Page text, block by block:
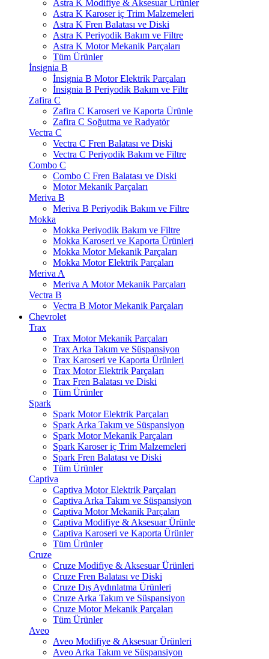
Astra K Modifiye & Aksesuar Ürünler
Astra K Karoser iç Trim Malzemeleri
Astra K Fren Balatası ve Diski
Astra K Periyodik Bakım ve Filtre
Astra K Motor Mekanik Parçaları
Tüm Ürünler
İnsignia B
İnsignia B Motor Elektrik Parçaları
İnsignia B Periyodik Bakım ve Filtr
Zafira C
Zafira C Karoseri ve Kaporta Ürünle
Zafira C Soğutma ve Radyatör
Vectra C
Vectra C Fren Balatası ve Diski
Vectra C Periyodik Bakım ve Filtre
Combo C
Combo C Fren Balatası ve Diski
Motor Mekanik Parçaları
Meriva B
Meriva B Periyodik Bakım ve Filtre
Mokka
Mokka Periyodik Bakım ve Filtre
Mokka Karoseri ve Kaporta Ürünleri
Mokka Motor Mekanik Parçaları
Mokka Motor Elektrik Parçaları
Meriva A
Meriva A Motor Mekanik Parçaları
Vectra B
Vectra B Motor Mekanik Parçaları
Chevrolet
Trax
Trax Motor Mekanik Parçaları
Trax Arka Takım ve Süspansiyon
Trax Karoseri ve Kaporta Ürünleri
Trax Motor Elektrik Parçaları
Trax Fren Balatası ve Diski
Tüm Ürünler
Spark
Spark Motor Elektrik Parçaları
Spark Arka Takım ve Süspansiyon
Spark Motor Mekanik Parçaları
Spark Karoser iç Trim Malzemeleri
Spark Fren Balatası ve Diski
Tüm Ürünler
Captiva
Captiva Motor Elektrik Parçaları
Captiva Arka Takım ve Süspansiyon
Captiva Motor Mekanik Parçaları
Captiva Modifiye & Aksesuar Ürünle
Captiva Karoseri ve Kaporta Ürünler
Tüm Ürünler
Cruze
Cruze Modifiye & Aksesuar Ürünleri
Cruze Fren Balatası ve Diski
Cruze Dış Aydınlatma Ürünleri
Cruze Arka Takım ve Süspansiyon
Cruze Motor Mekanik Parçaları
Tüm Ürünler
Aveo
Aveo Modifiye & Aksesuar Ürünleri
Aveo Arka Takım ve Süspansiyon